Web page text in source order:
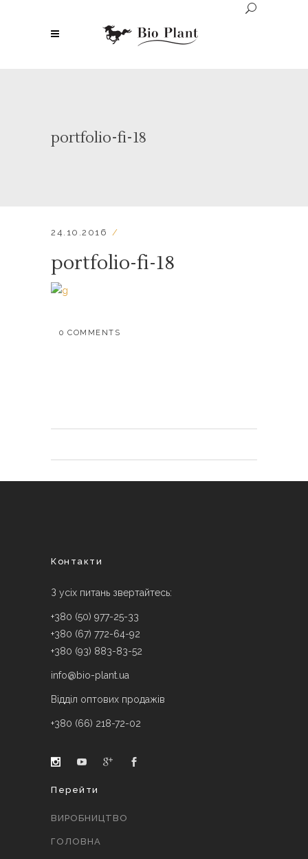
portfolio-fi-18
24.10.2016
portfolio-fi-18
0 COMMENTS
Контакти
З усіх питань звертайтесь:
+380 (50) 977-25-33
+380 (67) 772-64-92
+380 (93) 883-83-52
info@bio-plant.ua
Відділ оптових продажів
+380 (66) 218-72-02
Перейти
ВИРОБНИЦТВО
ГОЛОВНА